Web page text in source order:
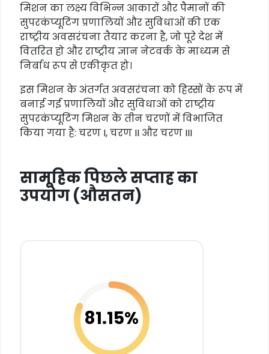
मिशन का लक्ष्य विभिन्न आकारों और पैमानों की
सुपरकंप्यूटिंग प्रणालियों और सुविधाओं की एक
राष्ट्रीय अवसरंचना तैयार करना है, जो पूरे देश में
वितरित हो और राष्ट्रीय ज्ञान नेटवर्क के माध्यम से
निर्बाध रूप से एकीकृत हो।
इस मिशन के अंतर्गत अवसरंचना को हिस्सों के रूप में
बनाई गई प्रणालियों और सुविधाओं को राष्ट्रीय
सुपरकंप्यूटिंग मिशन के तीन चरणों में विभाजित
किया गया है: चरण I, चरण II और चरण III
सामूहिक पिछले सप्ताह का
उपयोग (औसतन)
81.15%